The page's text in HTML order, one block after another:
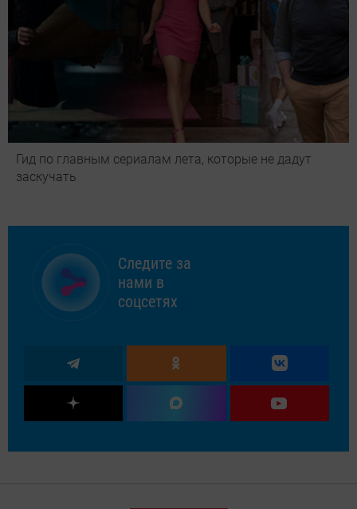
Гид по главным сериалам лета, которые не дадут
заскучать
Следите за
нами в
соцсетях